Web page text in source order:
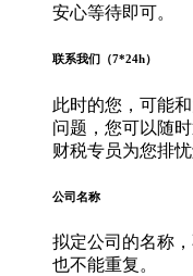
安心等待即可。
联系我们（7*24h）
此时的您，可能
问题，您可以随
财税专员为您排忧
公司名称
拟定公司的名称
也不能重复。